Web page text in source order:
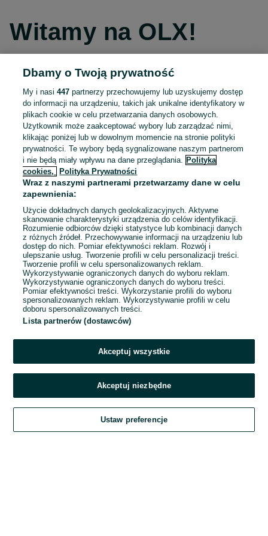
Witamy na OLX!
Kontynuuj przez Facebooka
Kontynuuj przez konto Apple
Kontynuuj przez konto Google
LUB
E-mail
Hasło
Zaloguj się
Kontynuując za pośrednictwem jednego z dostawców wskazanych powyżej,
OLX.pl w jego aktualnym brzmieniu.
Dbamy o Twoją prywatność
My i nasi447 partnerzy przechowujemy lub uzyskujemy dostęp
do informacji na urządzeniu, takich jak unikalne identyfikatory w
plikach cookie w celu przetwarzania danych osobowych.
Użytkownik może zaakceptować wybory lub zarządzać nimi,
klikając poniżej lub w dowolnym momencie na stronie polityki
prywatności. Te wybory będą sygnalizowane naszym partnerom
i nie będą miały wpływu na dane przeglądania.
Polityka
cookies,
Polityka Prywatności
Wraz z naszymi partnerami przetwarzamy dane w celu
zapewnienia:
Użycie dokładnych danych geolokalizacyjnych. Aktywne
skanowanie charakterystyki urządzenia do celów identyfikacji.
Rozumienie odbiorców dzięki statystyce lub kombinacji danych
z różnych źródeł. Przechowywanie informacji na urządzeniu lub
dostęp do nich. Pomiar efektywności reklam. Rozwój i
ulepszanie usług. Tworzenie profili w celu personalizacji treści.
Tworzenie profili w celu spersonalizowanych reklam.
Wykorzystywanie ograniczonych danych do wyboru reklam.
Wykorzystywanie ograniczonych danych do wyboru treści.
Pomiar efektywności treści. Wykorzystanie profili do wyboru
spersonalizowanych reklam. Wykorzystywanie profili w celu
doboru spersonalizowanych treści.
Lista partnerów (dostawców)
Akceptuj wszystkie
Akceptuj niezbędne
Ustaw preferencje